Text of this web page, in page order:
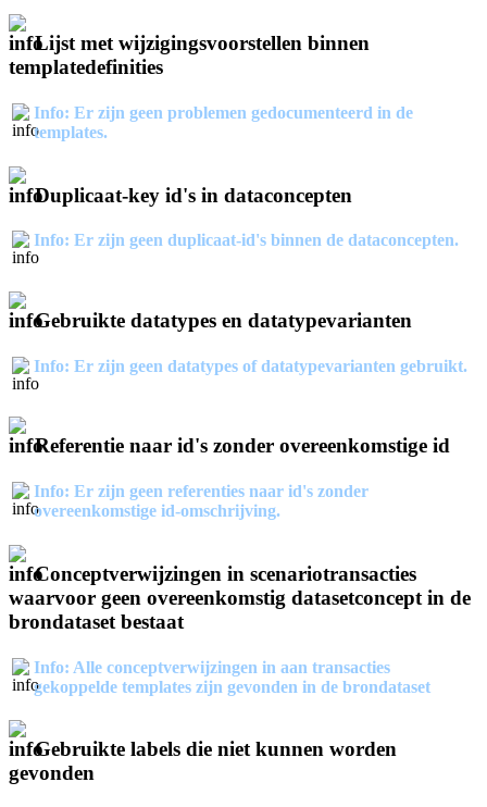
Lijst met wijzigingsvoorstellen binnen
templatedefinities
Info: Er zijn geen problemen gedocumenteerd in de
templates.
Duplicaat-key id's in dataconcepten
Info: Er zijn geen duplicaat-id's binnen de dataconcepten.
Gebruikte datatypes en datatypevarianten
Info: Er zijn geen datatypes of datatypevarianten gebruikt.
Referentie naar id's zonder overeenkomstige id
Info: Er zijn geen referenties naar id's zonder
overeenkomstige id-omschrijving.
Conceptverwijzingen in scenariotransacties
waarvoor geen overeenkomstig datasetconcept in de
brondataset bestaat
Info: Alle conceptverwijzingen in aan transacties
gekoppelde templates zijn gevonden in de brondataset
Gebruikte labels die niet kunnen worden
gevonden